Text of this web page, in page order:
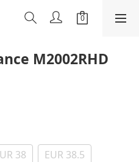
M2002RHD
38
EUR 38.5